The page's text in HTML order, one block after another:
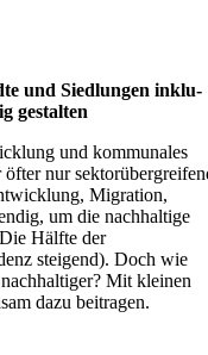
und Sied­lun­gen inklu­
gestal­ten
und kommunales
nur
Migration,
um die nachhaltige
Hälfte der
steigend). Doch wie
Mit kleinen
dazu beitragen.